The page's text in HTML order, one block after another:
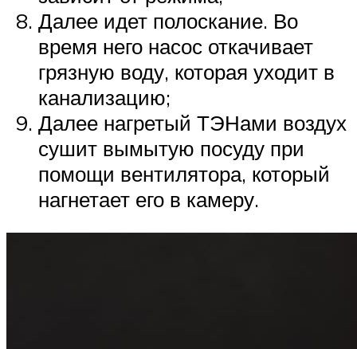
Далее идет полоскание. Во
время него насос откачивает
грязную воду, которая уходит в
канализацию;
Далее нагретый ТЭНами воздух
сушит вымытую посуду при
помощи вентилятора, который
нагнетает его в камеру.